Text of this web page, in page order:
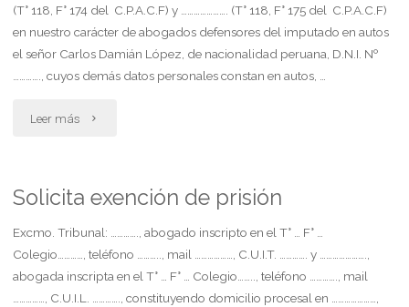
(T° 118, F° 174 del C.P.A.C.F) y …………………. (T° 118, F° 175 del C.P.A.C.F)
en nuestro carácter de abogados defensores del imputado en autos
el señor Carlos Damián López, de nacionalidad peruana, D.N.I. Nº
…………., cuyos demás datos personales constan en autos, …
Leer más "Interpone
apelación"
Solicita exención de prisión
Excmo. Tribunal: …………., abogado inscripto en el T° … F° …
Colegio…………, teléfono ……….., mail ………………, C.U.I.T. …………. y ………………….,
abogada inscripta en el T° … F° … Colegio…….., teléfono …………., mail
……………, C.U.I.L. …………., constituyendo domicilio procesal en …………………,